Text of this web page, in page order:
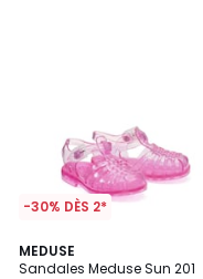
-30% DÈS 2*
MEDUSE
Sandales Meduse Sun 201